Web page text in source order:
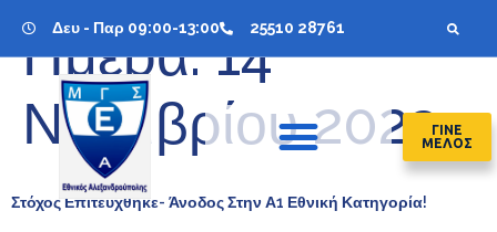
Δευ - Παρ 09:00-13:00 25510 28761
ΓΙΝΕ
ΜΕΛΟΣ
Ημέρα:14
Νοεμβρίου 2023
Στόχος Επιτεύχθηκε- Άνοδος Στην Α1 Εθνική Κατηγορία!